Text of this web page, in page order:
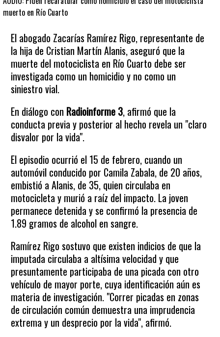
muerto en Río Cuarto
El abogado Zacarías Ramírez Rigo, representante de
la hija de Cristian Martín Alanis, aseguró que la
muerte del motociclista en Río Cuarto debe ser
investigada como un homicidio y no como un
siniestro vial.
En diálogo con Radioinforme 3, afirmó que la
conducta previa y posterior al hecho revela un "claro
disvalor por la vida".
El episodio ocurrió el 15 de febrero, cuando un
automóvil conducido por Camila Zabala, de 20 años,
embistió a Alanis, de 35, quien circulaba en
motocicleta y murió a raíz del impacto. La joven
permanece detenida y se confirmó la presencia de
1.89 gramos de alcohol en sangre.
Ramírez Rigo sostuvo que existen indicios de que la
imputada circulaba a altísima velocidad y que
presuntamente participaba de una picada con otro
vehículo de mayor porte, cuya identificación aún es
materia de investigación. "Correr picadas en zonas
de circulación común demuestra una imprudencia
extrema y un desprecio por la vida", afirmó.